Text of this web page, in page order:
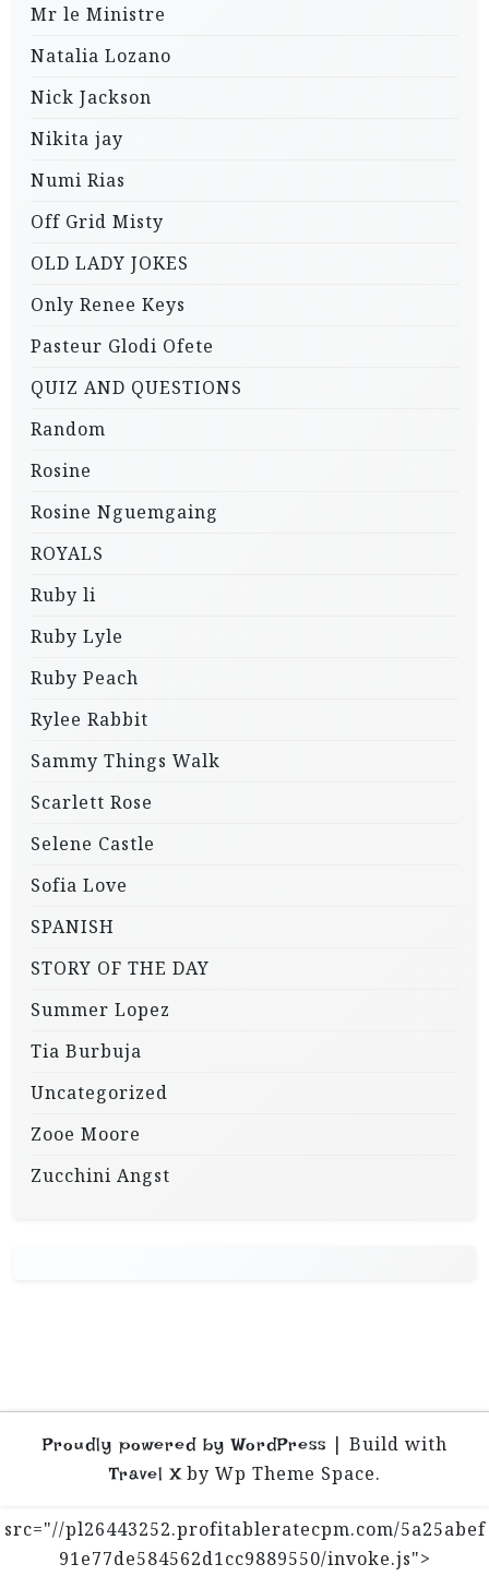
Mr le Ministre
Natalia Lozano
Nick Jackson
Nikita jay
Numi Rias
Off Grid Misty
OLD LADY JOKES
Only Renee Keys
Pasteur Glodi Ofete
QUIZ AND QUESTIONS
Random
Rosine
Rosine Nguemgaing
ROYALS
Ruby li
Ruby Lyle
Ruby Peach
Rylee Rabbit
Sammy Things Walk
Scarlett Rose
Selene Castle
Sofia Love
SPANISH
STORY OF THE DAY
Summer Lopez
Tia Burbuja
Uncategorized
Zooe Moore
Zucchini Angst
Proudly powered by WordPress | Build with
Travel Xby Wp Theme Space.
src="//pl26443252.profitableratecpm.com/5a25abef
91e77de584562d1cc9889550/invoke.js">